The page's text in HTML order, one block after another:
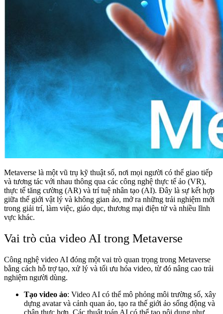
Metaverse là một vũ trụ kỹ thuật số, nơi mọi người có thể giao tiếp
và tương tác với nhau thông qua các công nghệ thực tế ảo (VR),
thực tế tăng cường (AR) và trí tuệ nhân tạo (AI). Đây là sự kết hợp
giữa thế giới vật lý và không gian ảo, mở ra những trải nghiệm mới
trong giải trí, làm việc, giáo dục, thương mại điện tử và nhiều lĩnh
vực khác.
Vai trò của video AI trong Metaverse
Công nghệ video AI đóng một vai trò quan trọng trong Metaverse
bằng cách hỗ trợ tạo, xử lý và tối ưu hóa video, từ đó nâng cao trải
nghiệm người dùng.
Tạo video ảo: Video AI có thể mô phỏng môi trường số, xây
dựng avatar và cảnh quan ảo, tạo ra thế giới ảo sống động và
chân thực hơn. Các thuật toán AI có thể tạo nội dung như